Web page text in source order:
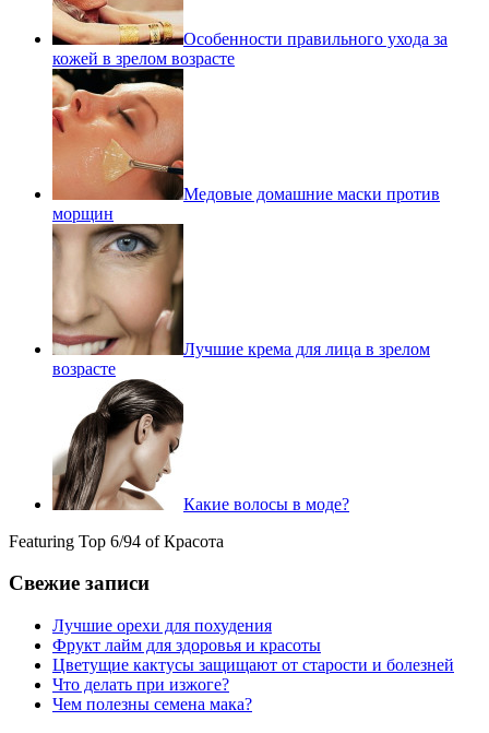
Особенности правильного ухода за
кожей в зрелом возрасте
Медовые домашние маски против
морщин
Лучшие крема для лица в зрелом
возрасте
Какие волосы в моде?
Featuring Top 6/94 of Красота
Свежие записи
Лучшие орехи для похудения
Фрукт лайм для здоровья и красоты
Цветущие кактусы защищают от старости и болезней
Что делать при изжоге?
Чем полезны семена мака?